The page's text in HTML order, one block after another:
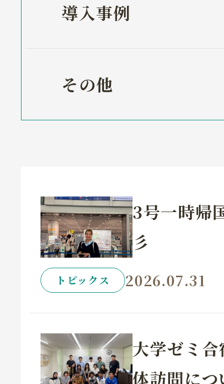
導入事例
その他
3号一時
彡
トピックス 2026.07.31
大学ゼミ
体訪問につ